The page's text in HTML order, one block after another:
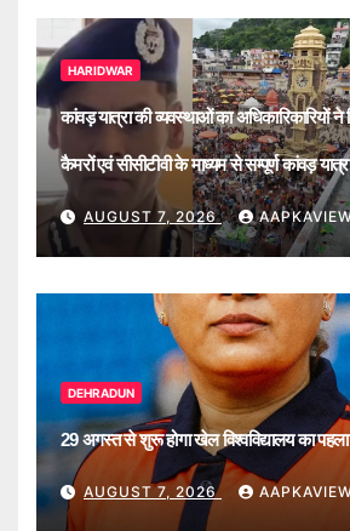
HARIDWAR
कांवड़ यात्रा की व्यवस्थाओं का अधिकारिकारियों ने
कैमरों एवं सीसीटीवी के माध्यम से सम्पूर्ण कांवड़ यात्रा
मॉनिटरिंग
AUGUST 7, 2026
DEHRADUN
29 अगस्त से शुरू होगा खेल विश्वविद्यालय का
AUGUST 7, 2026